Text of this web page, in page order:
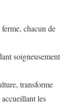
chacun de
soigneusement
transforme
les